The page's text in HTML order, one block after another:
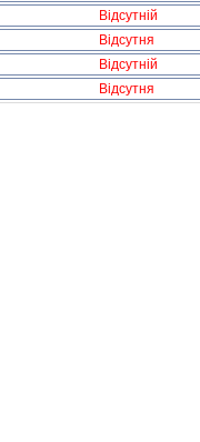
Відсутній
Відсутня
Відсутній
Відсутня